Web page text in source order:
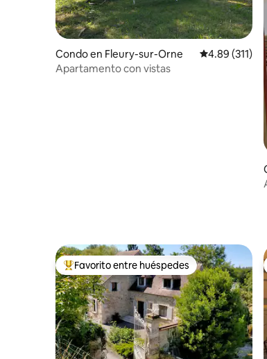
Condo en Fleury-sur-Orne Calificación
4.89 (311)
Apartamento con vistas
Favorito entre huéspedes preferido
Favorito entre huéspedes